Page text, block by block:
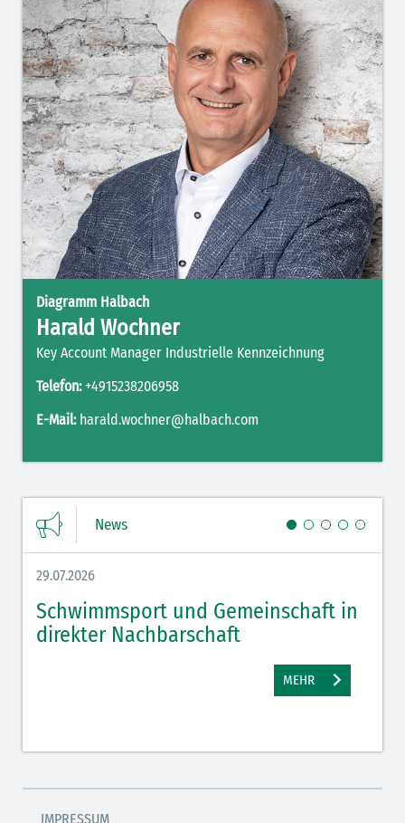
Diagramm Halbach
Harald Wochner
Key Account Manager Industrielle Kennzeichnung
Telefon: +4915238206958
E-Mail: harald.wochner@halbach.com
News
29.07.2026
Schwimmsport und Gemeinschaft in
direkter Nachbarschaft
MEHR
IMPRESSUM